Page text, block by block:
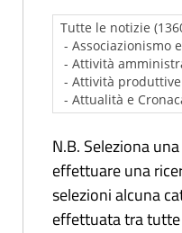
N.B. Seleziona
effettuare una
selezioni alcuna
effettuata tra